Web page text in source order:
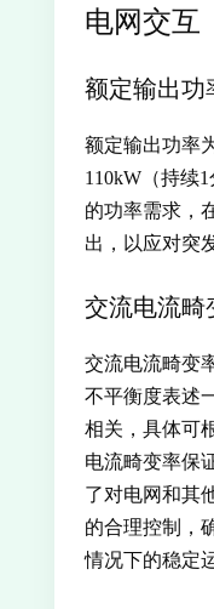
电网交互
额定输出功
额定输出功率
110kW（持续
的功率需求，
出，以应对突
交流电流畸
交流电流畸变
不平衡度表述
相关，具体可
电流畸变率保
了对电网和其
的合理控制，
情况下的稳定